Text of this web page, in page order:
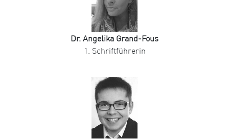
Dr. Angelika Grand-Fous
1. Schriftführerin